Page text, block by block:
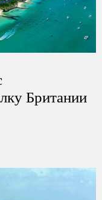
Британии